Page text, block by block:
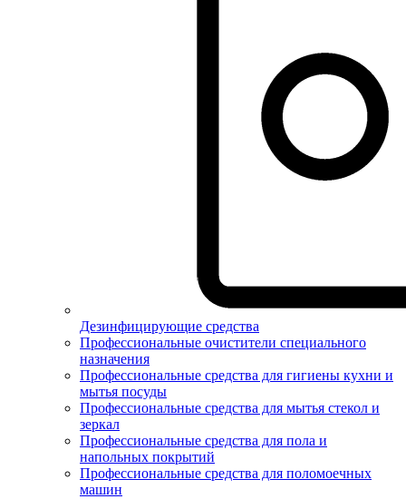
Дезинфицирующие средства
Профессиональные очистители специального
назначения
Профессиональные средства для гигиены кухни и
мытья посуды
Профессиональные средства для мытья стекол и
зеркал
Профессиональные средства для пола и
напольных покрытий
Профессиональные средства для поломоечных
машин